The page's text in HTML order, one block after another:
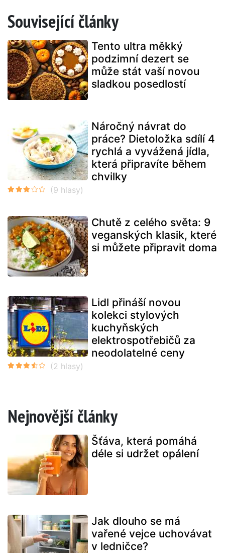
Související články
Tento ultra měkký
podzimní dezert se
může stát vaší novou
sladkou posedlostí
Náročný návrat do
práce? Dietoložka sdílí 4
rychlá a vyvážená jídla,
která připravíte během
chvilky
Chutě z celého světa: 9
veganských klasik, které
si můžete připravit doma
Lidl přináší novou
kolekci stylových
kuchyňských
elektrospotřebičů za
neodolatelné ceny
Nejnovější články
Šťáva, která pomáhá
déle si udržet opálení
Jak dlouho se má
vařené vejce uchovávat
v ledničce?